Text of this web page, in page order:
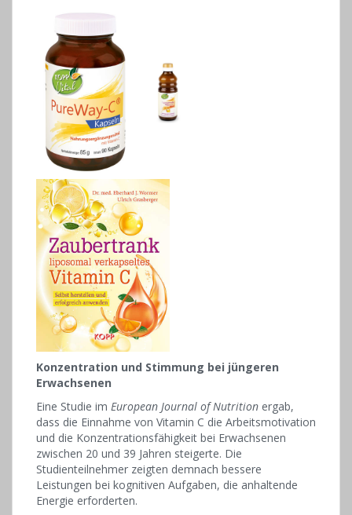
Konzentration und Stimmung bei jüngeren
Erwachsenen
Eine Studie im European Journal of Nutrition ergab,
dass die Einnahme von Vitamin C die Arbeitsmotivation
und die Konzentrationsfähigkeit bei Erwachsenen
zwischen 20 und 39 Jahren steigerte. Die
Studienteilnehmer zeigten demnach bessere
Leistungen bei kognitiven Aufgaben, die anhaltende
Energie erforderten.